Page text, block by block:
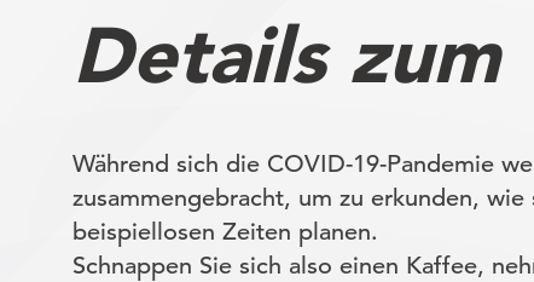
Details zum
Während sich die COVID-19-Pandemie
zusammengebracht, um zu erkunden,
beispiellosen Zeiten planen.
Schnappen Sie sich also einen Kaffee,